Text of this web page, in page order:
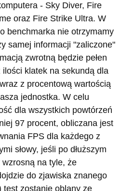
- Sky Diver, Fire
oraz Fire Strike Ultra. W
benchmarka nie otrzymamy
samej informacji "zaliczone"
zwrotną będzie pełen
klatek na sekundą dla
z procentową wartością
jednostka. W celu
dla wszystkich powtórzeń
97 procent, obliczana jest
FPS dla każdego z
słowy, jeśli po dłuższym
na tyle, że
do zjawiska znanego
test zostanie oblany ze